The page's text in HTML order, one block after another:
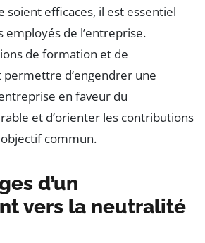
soient efficaces, il est essentiel
employés de l’entreprise.
de formation et de
d’engendrer une
en faveur du
et d’orienter les contributions
commun.
d’un
vers la neutralité